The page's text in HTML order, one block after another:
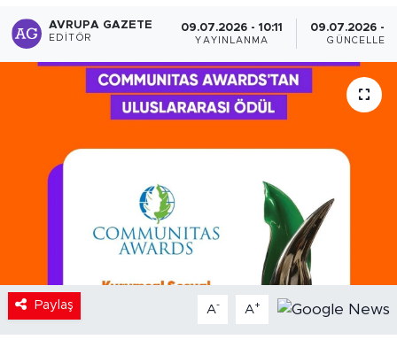
AVRUPA GAZETE
EDITÖR
09.07.2026 - 10:11
YAYINLANMA
09.07.2026 -
Paylaş A- A+